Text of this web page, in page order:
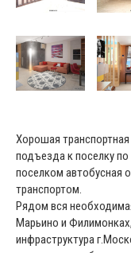
Хорошая
подъезда к поселку
поселком автобусная
транспортом.
Рядом вся
Марьино и
инфраструктура